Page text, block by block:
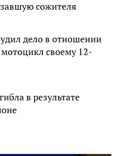
сожителя
дело в отношении
своему 12-
в результате